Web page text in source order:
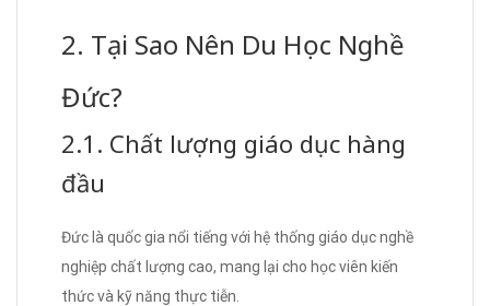
2. Tại Sao Nên Du Học Nghề
Đức?
2.1. Chất lượng giáo dục hàng
đầu
Đức là quốc gia nổi tiếng với hệ thống giáo dục nghề
nghiệp chất lượng cao, mang lại cho học viên kiến
thức và kỹ năng thực tiễn.